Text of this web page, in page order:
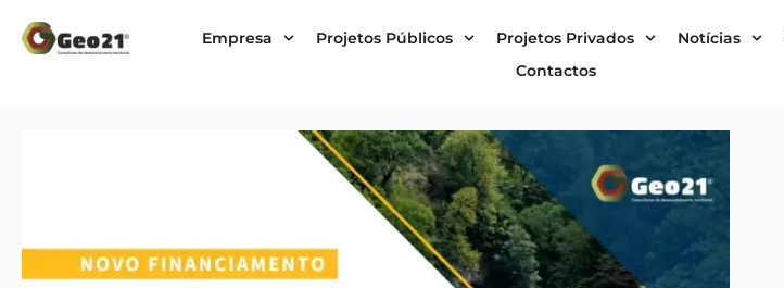
Empresa Projetos Públicos Projetos Privados Notícias
Contactos